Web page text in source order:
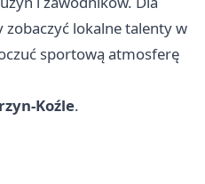
lokalne talenty w
sportową atmosferę
Koźle.